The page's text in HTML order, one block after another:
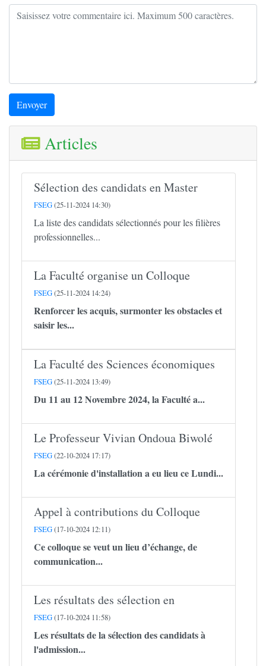
Envoyer
Articles
Sélection des candidats en Master
FSEG(25-11-2024 14:30)
La liste des candidats sélectionnés pour les filières
professionnelles...
La Faculté organise un Colloque
FSEG(25-11-2024 14:24)
Renforcer les acquis, surmonter les obstacles et
saisir les...
La Faculté des Sciences économiques
FSEG(25-11-2024 13:49)
Du 11 au 12 Novembre 2024, la Faculté a...
Le Professeur Vivian Ondoua Biwolé
FSEG(22-10-2024 17:17)
La cérémonie d'installation a eu lieu ce Lundi...
Appel à contributions du Colloque
FSEG(17-10-2024 12:11)
Ce colloque se veut un lieu d’échange, de
communication...
Les résultats des sélection en
FSEG(17-10-2024 11:58)
Les résultats de la sélection des candidats à
l'admission...